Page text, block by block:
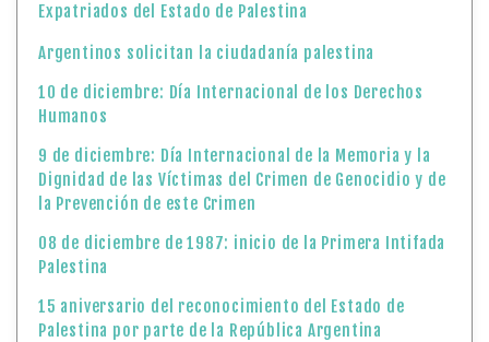
Expatriados del Estado de Palestina
Argentinos solicitan la ciudadanía palestina
10 de diciembre: Día Internacional de los Derechos
Humanos
9 de diciembre: Día Internacional de la Memoria y la
Dignidad de las Víctimas del Crimen de Genocidio y de
la Prevención de este Crimen
08 de diciembre de 1987: inicio de la Primera Intifada
Palestina
15 aniversario del reconocimiento del Estado de
Palestina por parte de la República Argentina